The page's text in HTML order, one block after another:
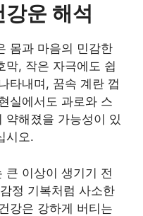
운 해석
몸과 마음의 민감한
막, 작은 자극에도 쉽
타내며, 꿈속 계란 껍
실에서도 과로와 스
약해졌을 가능성이 있
시오.
큰 이상이 생기기 전
정 기복처럼 사소한
강은 강하게 버티는